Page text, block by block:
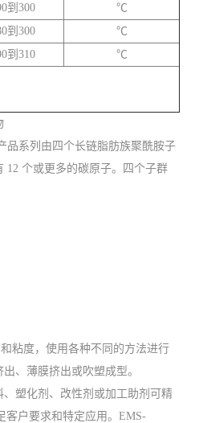
到300
℃
到300
℃
到310
℃
品系列由四个长链脂肪族聚酰胺子
12 个或更多的碳原子。四个子群
粘度，使用各种不同的方法进行
、薄膜挤出或吹塑成型。
塑化剂、改性剂或加工助剂可精
客户要求和特定应用。EMS-